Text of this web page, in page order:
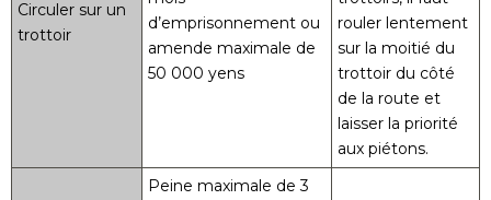
Circuler sur un
trottoir
d’emprisonnement ou
amende maximale de
50 000 yens
rouler lentement
sur la moitié du
trottoir du côté
de la route et
laisser la priorité
aux piétons.
Peine maximale de 3